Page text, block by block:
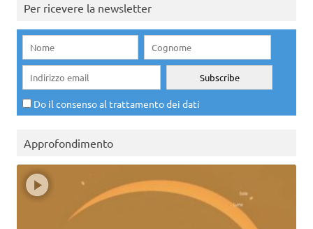
Per ricevere la newsletter
Do il consenso al trattamento dei dati
Approfondimento